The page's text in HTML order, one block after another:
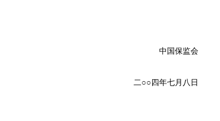
中国保监会
二○○四年七月八日